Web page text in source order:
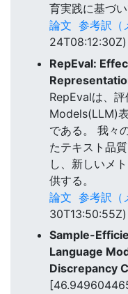
育実践に基づ
論文 参考訳（
24T08:12:30Z)
RepEval:
RepEvalは、
Models(LLM)
である。 我々
たテキスト品
し、新しいメ
供する。
論文 参考訳（
30T13:50:55Z)
Sample-
Language
Discrepancy